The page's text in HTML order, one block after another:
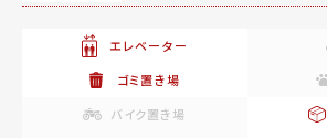
エレベーター
ゴミ置き場
バイク置き場